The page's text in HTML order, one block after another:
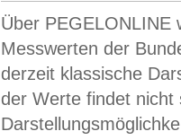
Über PEGELONLINE
Messwerten der
derzeit klassische
der Werte findet